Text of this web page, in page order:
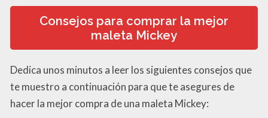
Consejos para comprar la mejor
maleta Mickey
Dedica unos minutos a leer los siguientes consejos que
te muestro a continuación para que te asegures de
hacer la mejor compra de una maleta Mickey: